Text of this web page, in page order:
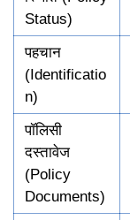
Status)
पहचान
(Identificatio
n)
पॉलिसी
दस्तावेज
(Policy
Documents)